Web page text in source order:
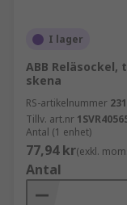
I lager
ABB Reläsockel,
skena
RS-artikelnummer
Tillv. art.nr
Antal (1 enhet)
77,94 kr(exkl.
Antal